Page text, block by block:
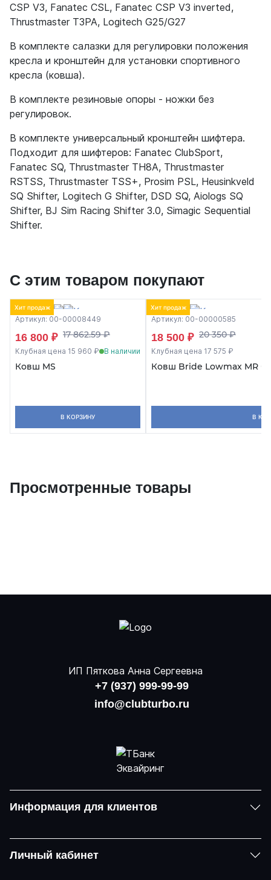
CSP V3, Fanatec CSL, Fanatec CSP V3 inverted,
Thrustmaster T3PA, Logitech G25/G27
В комплекте салазки для регулировки положения
кресла и кронштейн для установки спортивного
кресла (ковша).
В комплекте резиновые опоры - ножки без
регулировок.
В комплекте универсальный кронштейн шифтера.
Подходит для шифтеров: Fanatec ClubSport,
Fanatec SQ, Thrustmaster TH8A, Thrustmaster
RSTSS, Thrustmaster TSS+, Prosim PSL, Heusinkveld
SQ Shifter, Logitech G Shifter, DSD SQ, Aiologs SQ
Shifter, BJ Sim Racing Shifter 3.0, Simagic Sequential
Shifter.
С этим товаром покупают
Хит продаж
Артикул: 00-00008449
16 800 ₽ 17 862.59 ₽
Клубная цена 15 960 ₽ В наличии
Ковш MS
В КОРЗИНУ
Хит продаж
Артикул: 00-00000585
18 500 ₽ 20 350 ₽
Клубная цена 17 575 ₽
Ковш Bride Lowmax MR
В
Просмотренные товары
ИП Пяткова Анна Сергеевна
+7 (937) 999-99-99
info@clubturbo.ru
Информация для клиентов
Личный кабинет